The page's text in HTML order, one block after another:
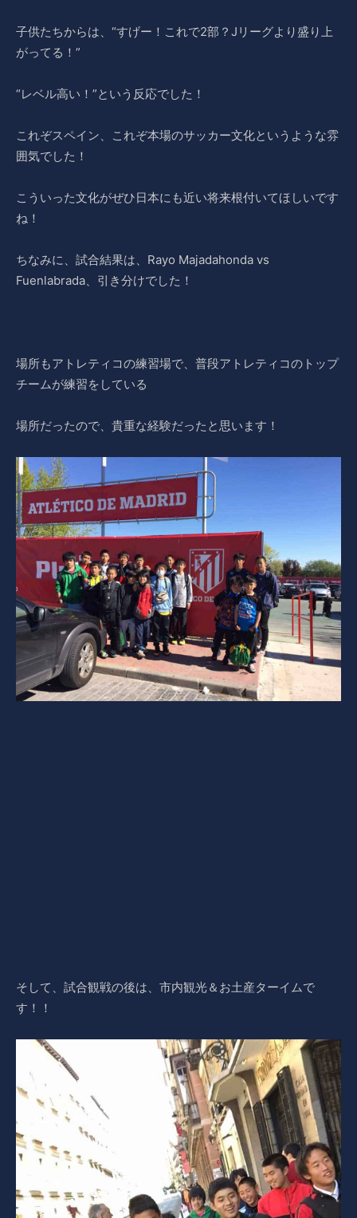
子供たちからは、“すげー！これで2部？Jリーグより盛り上
がってる！”
“レベル高い！”という反応でした！
これぞスペイン、これぞ本場のサッカー文化というような雰
囲気でした！
こういった文化がぜひ日本にも近い将来根付いてほしいです
ね！
ちなみに、試合結果は、Rayo Majadahonda vs
Fuenlabrada、引き分けでした！
場所もアトレティコの練習場で、普段アトレティコのトップ
チームが練習をしている
場所だったので、貴重な経験だったと思います！
そして、試合観戦の後は、市内観光＆お土産ターイムで
す！！